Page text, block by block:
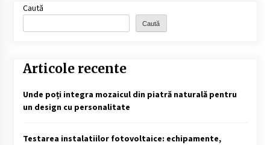
Caută
Caută
Articole recente
Unde poți integra mozaicul din piatră naturală pentru
un design cu personalitate
Testarea instalatiilor fotovoltaice: echipamente,